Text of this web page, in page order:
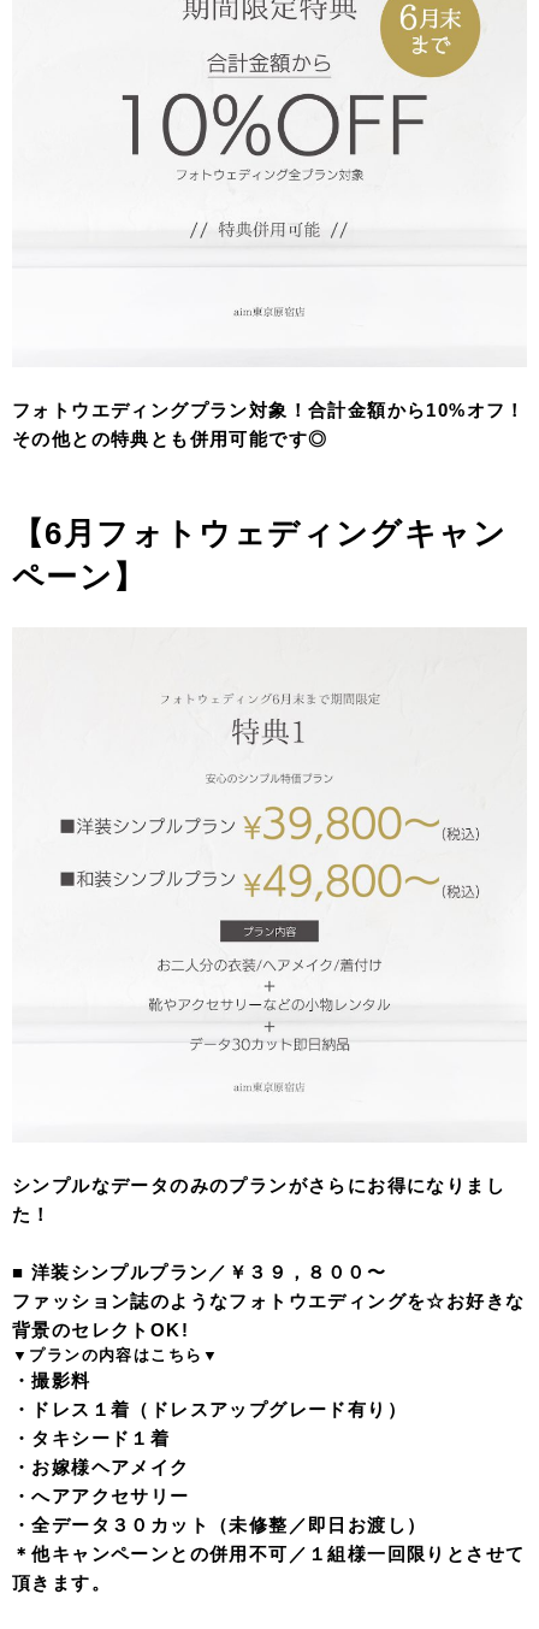
フォトウエディングプラン対象！合計金額から10%オフ！
その他との特典とも併用可能です◎
【6月フォトウェディングキャン
ペーン】
シンプルなデータのみのプランがさらにお得になりまし
た！
■ 洋装シンプルプラン／￥３９，８００〜
ファッション誌のようなフォトウエディングを☆お好きな
背景のセレクトOK!
▼プランの内容はこちら▼
・撮影料
・ドレス１着（ドレスアップグレード有り）
・タキシード１着
・お嫁様ヘアメイク
・へアアクセサリー
・全データ３０カット（未修整／即日お渡し）
＊他キャンペーンとの併用不可／１組様一回限りとさせて
頂きます。